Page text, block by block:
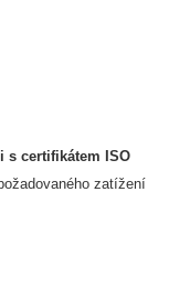
s certifikátem ISO
zatížení